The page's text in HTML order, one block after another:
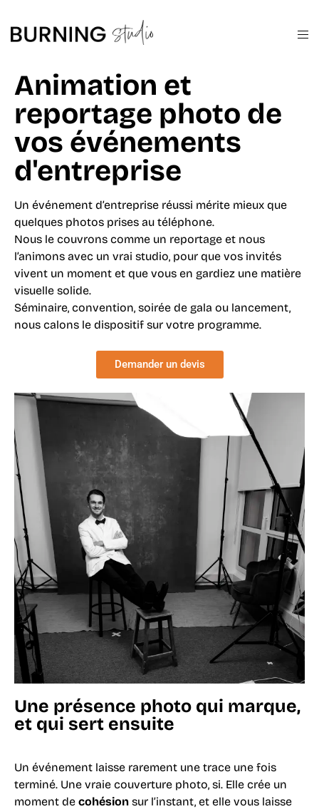
Animation et
reportage photo de
vos événements
d'entreprise
Un événement d’entreprise réussi mérite mieux que
quelques photos prises au téléphone.
Nous le couvrons comme un reportage et nous
l’animons avec un vrai studio, pour que vos invités
vivent un moment et que vous en gardiez une matière
visuelle solide.
Séminaire, convention, soirée de gala ou lancement,
nous calons le dispositif sur votre programme.
Demander un devis
Une présence photo qui marque,
et qui sert ensuite
Un événement laisse rarement une trace une fois
terminé. Une vraie couverture photo, si. Elle crée un
moment de cohésion sur l’instant, et elle vous laisse